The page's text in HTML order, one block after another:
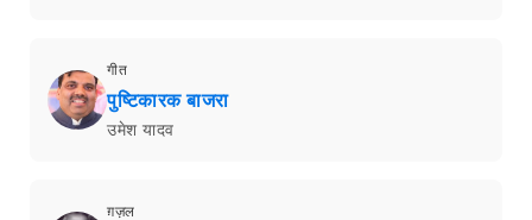
गीत
पुष्टिकारक बाजरा
उमेश यादव
ग़ज़ल